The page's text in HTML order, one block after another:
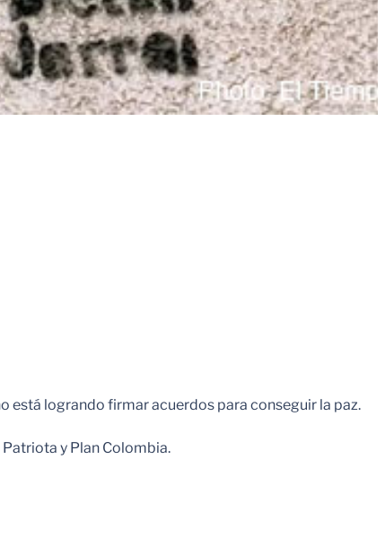
está logrando firmar acuerdos para conseguir la paz.
y Plan Colombia.